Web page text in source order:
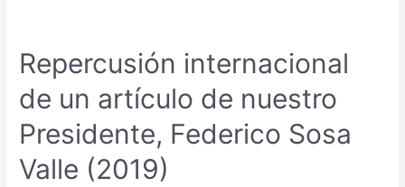
Repercusión internacional
de un artículo de nuestro
Presidente, Federico Sosa
Valle (2019)